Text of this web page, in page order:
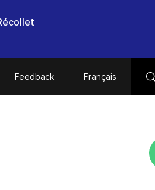
Feedback Français